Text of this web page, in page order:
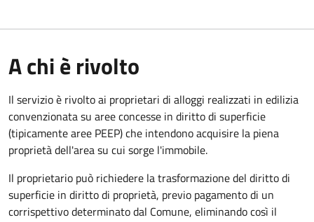
A chi è rivolto
Il servizio è rivolto ai proprietari di alloggi realizzati in edilizia
convenzionata su aree concesse in diritto di superficie
(tipicamente aree PEEP) che intendono acquisire la piena
proprietà dell'area su cui sorge l'immobile.
Il proprietario può richiedere la trasformazione del diritto di
superficie in diritto di proprietà, previo pagamento di un
corrispettivo determinato dal Comune, eliminando così il